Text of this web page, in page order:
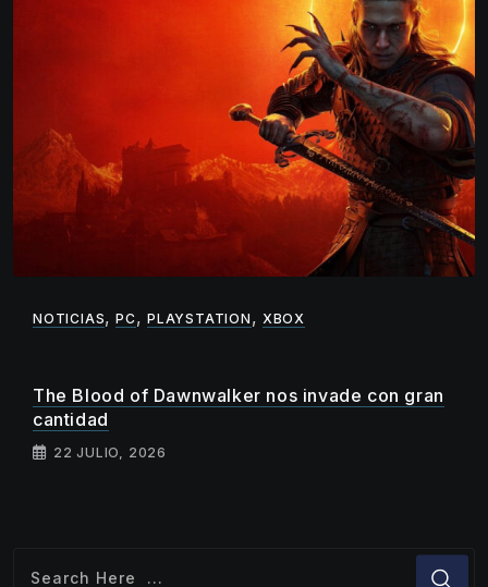
NOTICIAS,PC,PLAYSTATION , XBOX
The Blood of Dawnwalker nos invade con gran
cantidad
22 JULIO, 2026